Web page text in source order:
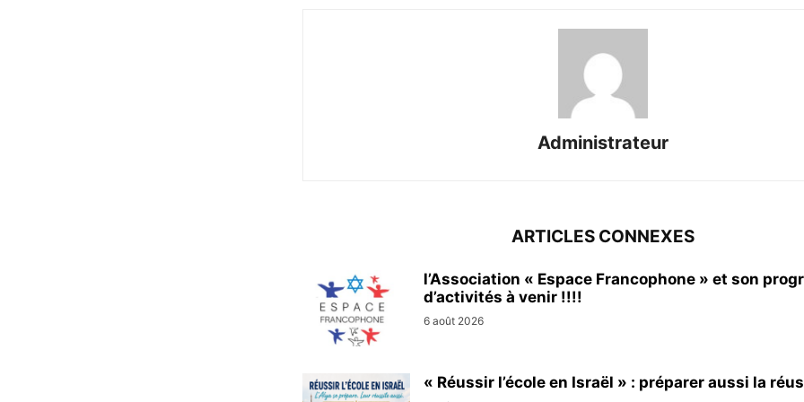
Administrateur
ARTICLES CONNEXES
l’Association « Espace Francophone » et son
d’activités à venir !!!!
6 août 2026
« Réussir l’école en Israël » : préparer aussi la